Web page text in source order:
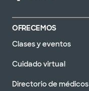
OFRECEMOS
Clases y eventos
Cuidado virtual
Directorio de médicos